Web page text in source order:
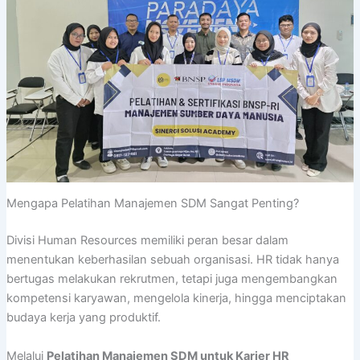
Mengapa Pelatihan Manajemen SDM Sangat Penting?
Divisi Human Resources memiliki peran besar dalam
menentukan keberhasilan sebuah organisasi. HR tidak hanya
bertugas melakukan rekrutmen, tetapi juga mengembangkan
kompetensi karyawan, mengelola kinerja, hingga menciptakan
budaya kerja yang produktif.
Melalui Pelatihan Manajemen SDM untuk Karier HR